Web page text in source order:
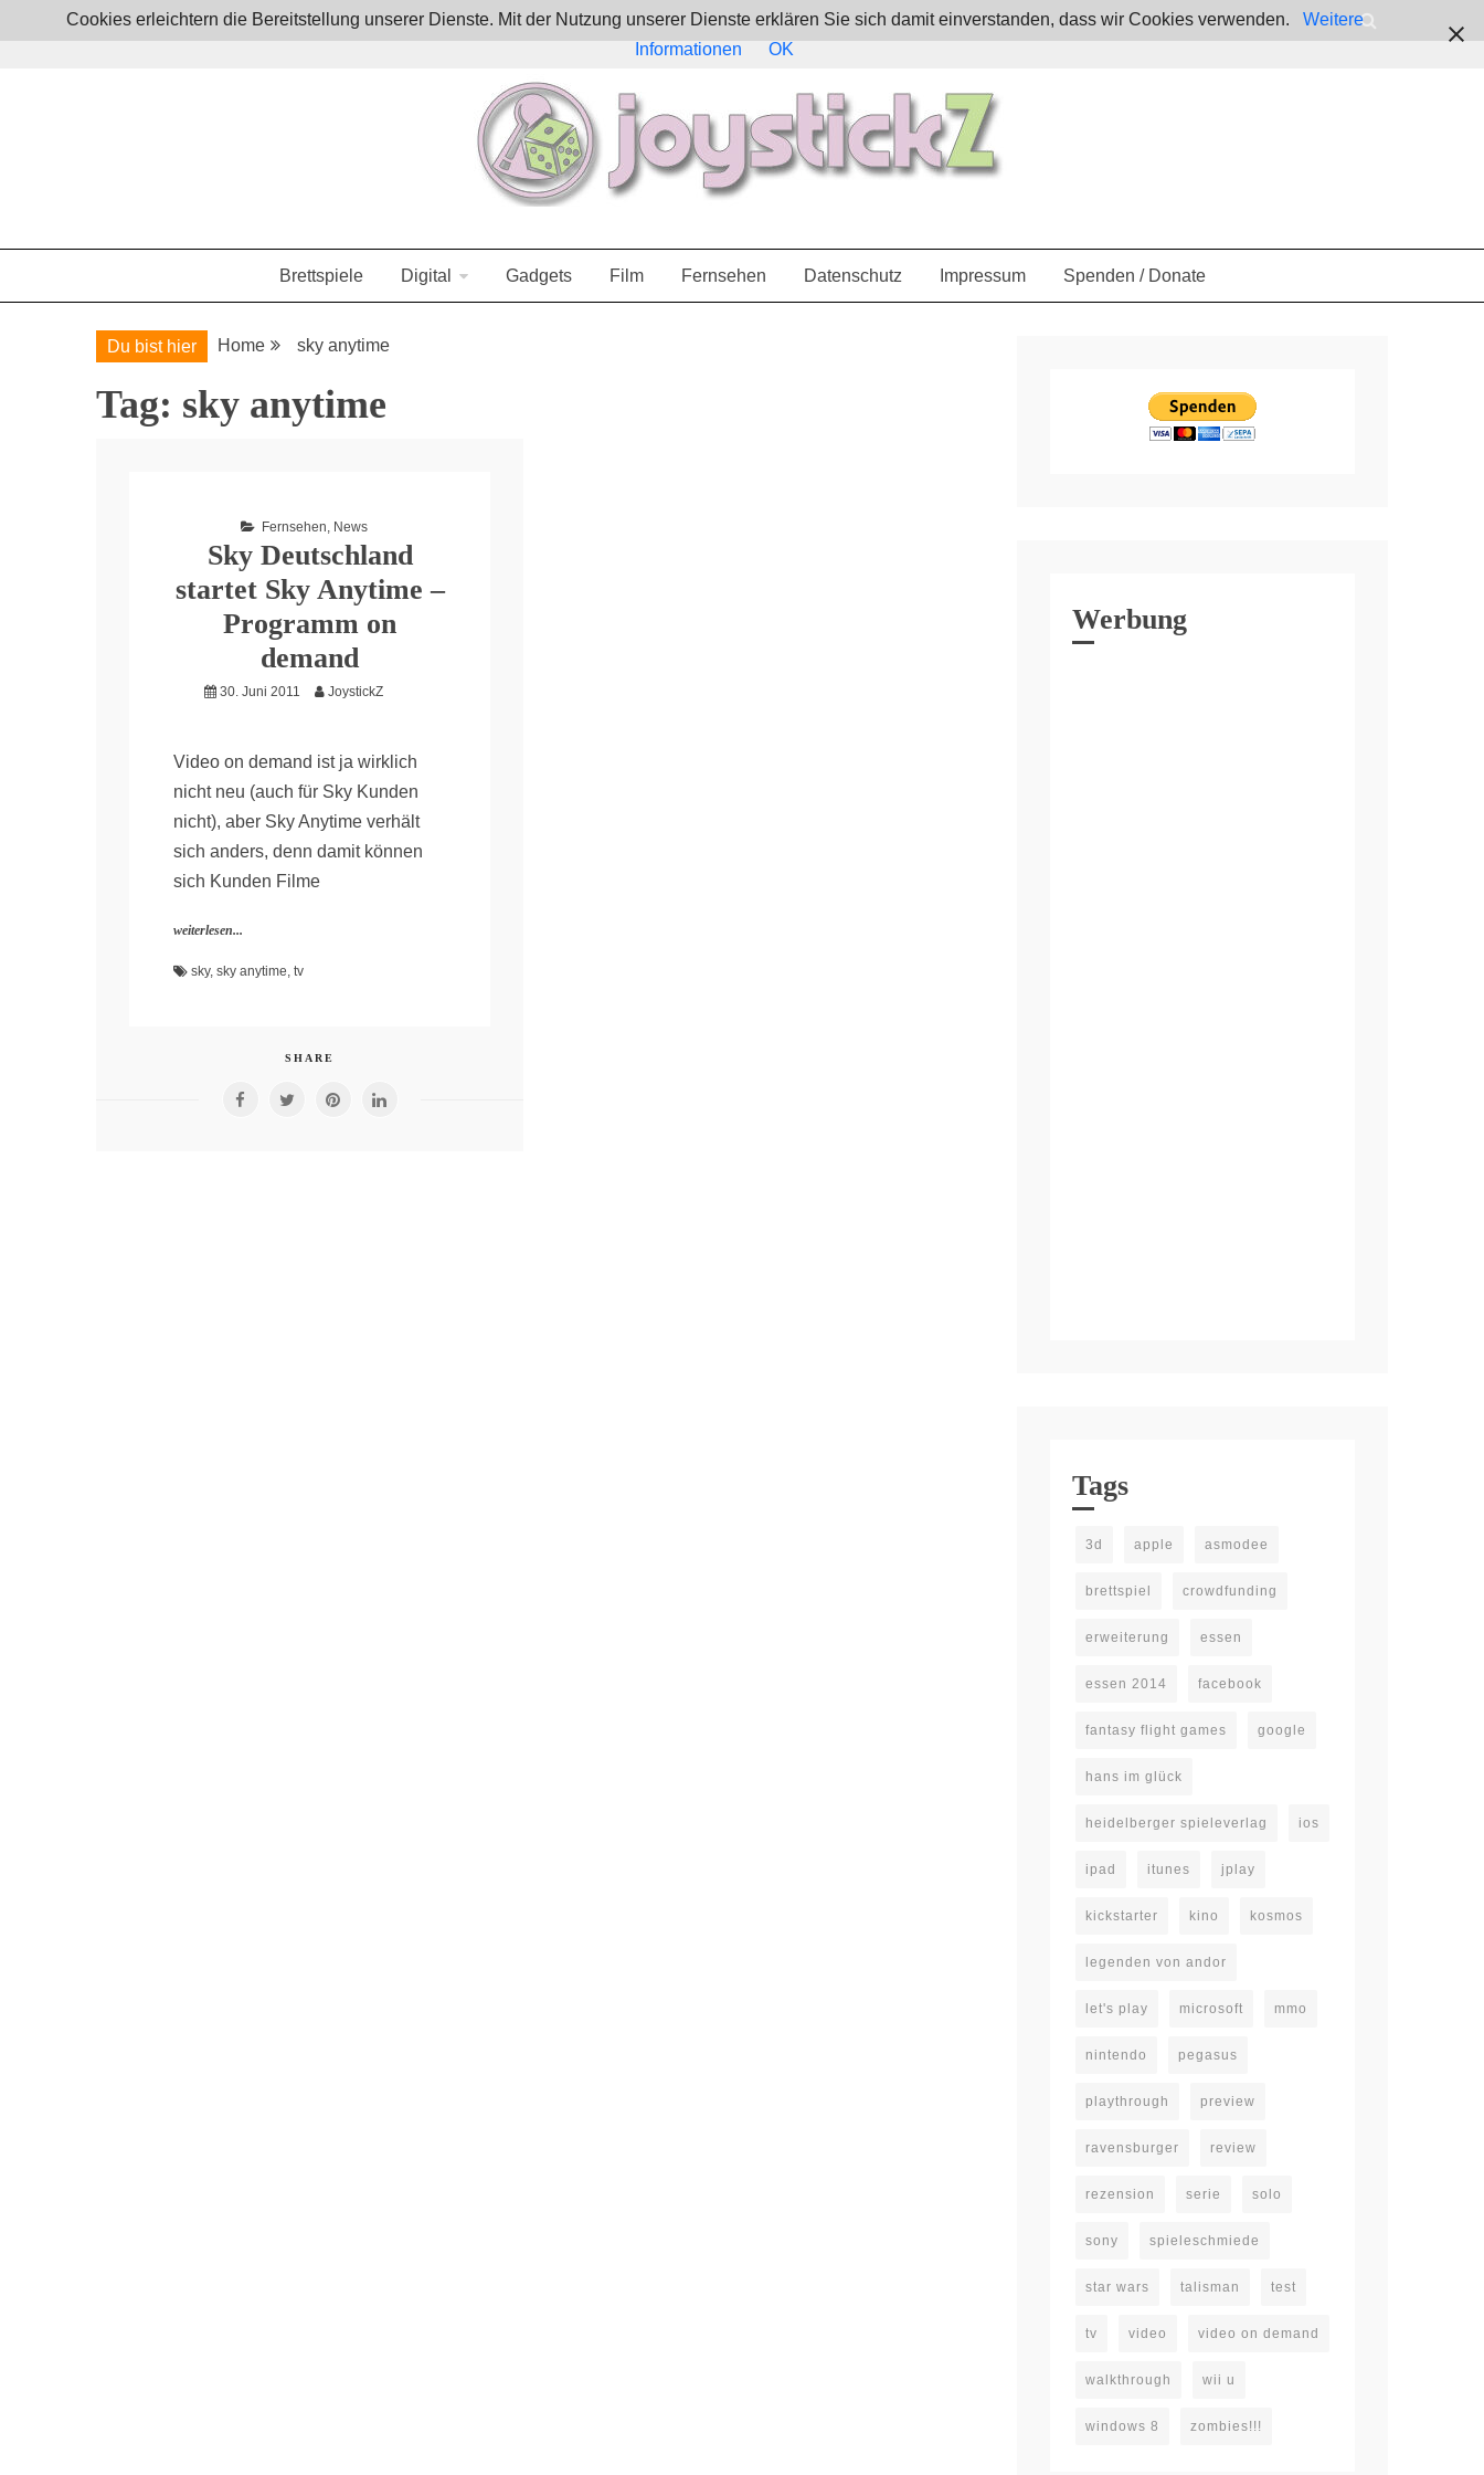
to
JoystickZ
Brettspiele Digital Gadgets Film Fernsehen Datenschutz Impressum Spenden / Donate
Du bist hier Home sky anytime
Tag: sky anytime
Fernsehen, News
Sky Deutschland
startet Sky Anytime –
Programm on
demand
30. Juni 2011 JoystickZ
Video on demand ist ja wirklich
nicht neu (auch für Sky Kunden
nicht), aber Sky Anytime verhält
sich anders, denn damit können
sich Kunden Filme
weiterlesen...
sky, sky anytime, tv
SHARE
Werbung
Tags
3d apple asmodee
brettspiel crowdfunding
erweiterung essen
essen 2014 facebook
fantasy flight games google
hans im glück
heidelberger spieleverlag ios
ipad itunes jplay
kickstarter kino kosmos
legenden von andor
let's play microsoft mmo
nintendo pegasus
playthrough preview
ravensburger review
rezension serie solo
sony spieleschmiede
star wars talisman test
tv video video on demand
walkthrough wii u
windows 8 zombies!!!
Cookies erleichtern die Bereitstellung unserer Dienste. Mit der Nutzung unserer Dienste erklären Sie sich damit einverstanden, dass wir Cookies verwenden.
Weitere
Informationen
OK